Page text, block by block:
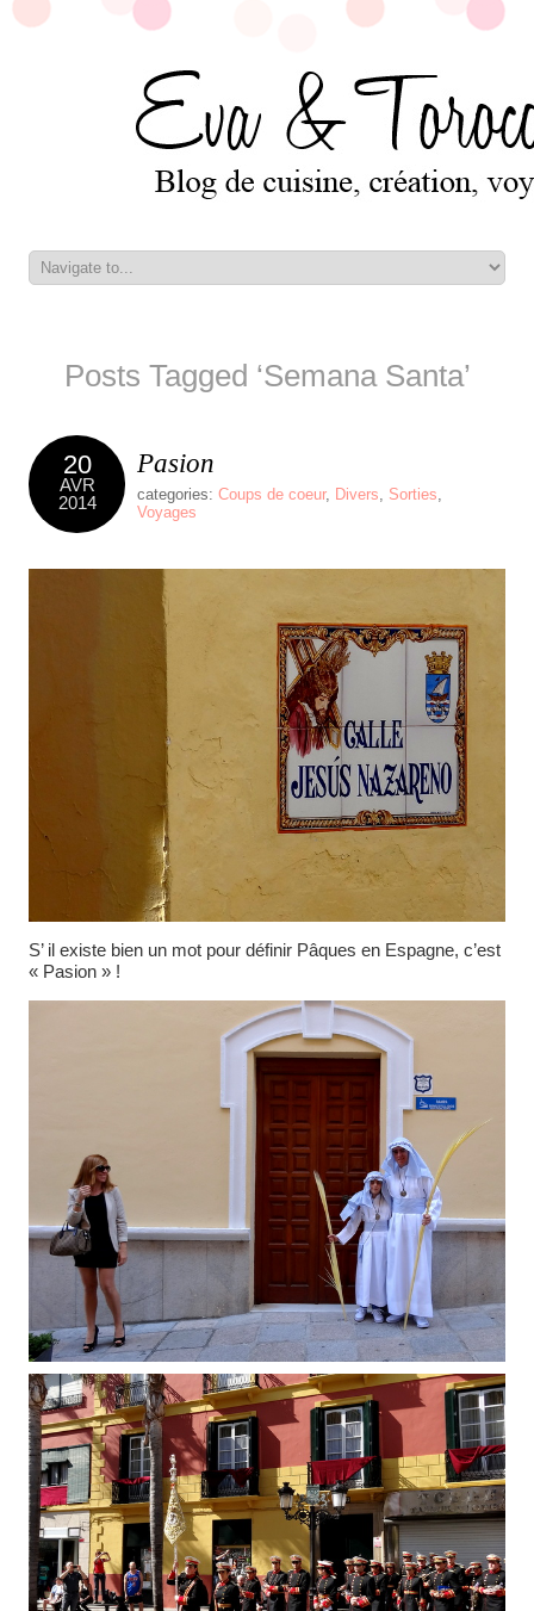
Posts Tagged ‘Semana Santa’
20
AVR
2014
Pasion
categories: Coups de coeur, Divers, Sorties,
Voyages
S’ il existe bien un mot pour définir Pâques en Espagne, c’est
« Pasion » !